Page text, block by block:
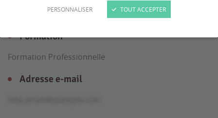
PERSONNALISER TOUT ACCEPTER
Formation
Formation Professionnelle
Adresse e-mail